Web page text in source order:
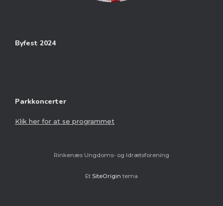
Byfest 2024
Parkkoncerter
Klik her for at se programmet
Rinkenæs Ungdoms- og Idrætsforening
Et SiteOrigin tema